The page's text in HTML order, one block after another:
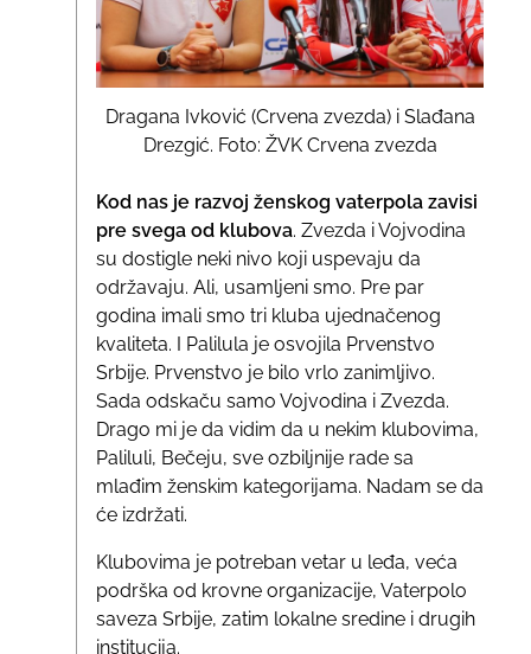
Dragana Ivković (Crvena zvezda) i Slađana
Drezgić. Foto: ŽVK Crvena zvezda
Kod nas je razvoj ženskog vaterpola zavisi
pre svega od klubova. Zvezda i Vojvodina
su dostigle neki nivo koji uspevaju da
održavaju. Ali, usamljeni smo. Pre par
godina imali smo tri kluba ujednačenog
kvaliteta. I Palilula je osvojila Prvenstvo
Srbije. Prvenstvo je bilo vrlo zanimljivo.
Sada odskaču samo Vojvodina i Zvezda.
Drago mi je da vidim da u nekim klubovima,
Paliluli, Bečeju, sve ozbiljnije rade sa
mlađim ženskim kategorijama. Nadam se da
će izdržati.
Klubovima je potreban vetar u leđa, veća
podrška od krovne organizacije, Vaterpolo
saveza Srbije, zatim lokalne sredine i drugih
institucija.